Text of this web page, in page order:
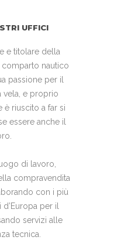
UFFICI
e titolare della
comparto nautico
passione per il
vela, e proprio
è riuscito a far si
essere anche il
di lavoro,
compravendita
con i più
per il
servizi alle
tecnica.